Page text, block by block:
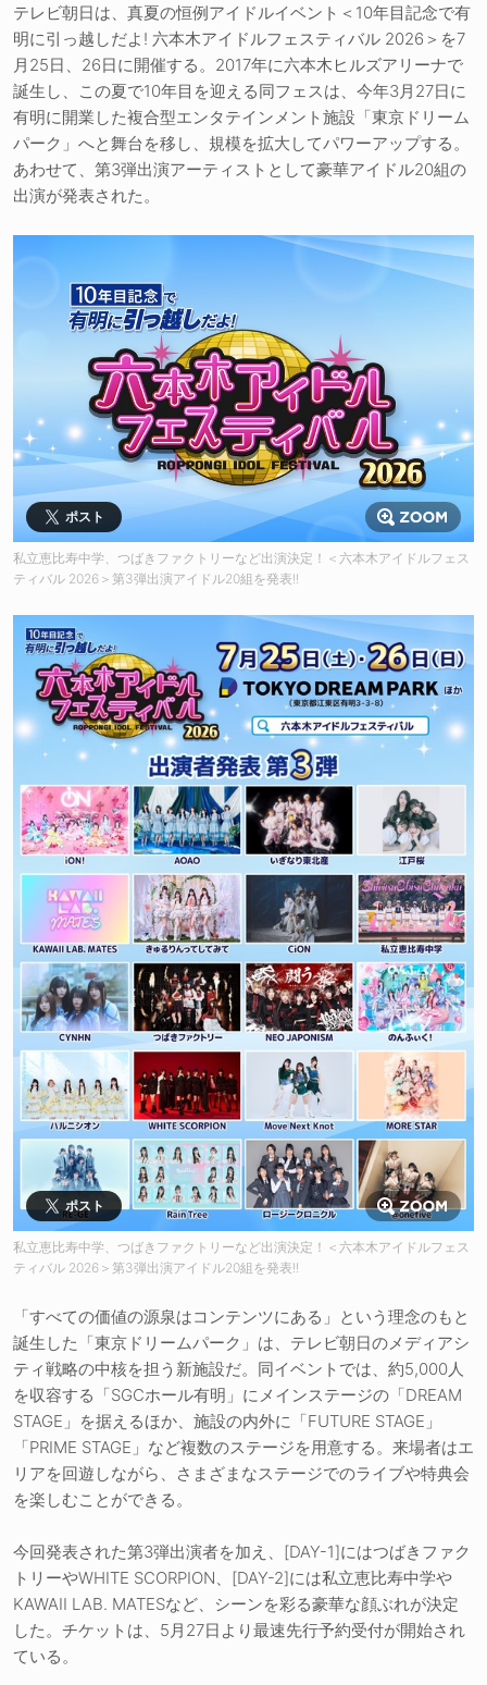
テレビ朝日は、真夏の恒例アイドルイベント＜10年目記念で有
明に引っ越しだよ! 六本木アイドルフェスティバル 2026＞を7
月25日、26日に開催する。2017年に六本木ヒルズアリーナで
誕生し、この夏で10年目を迎える同フェスは、今年3月27日に
有明に開業した複合型エンタテインメント施設「東京ドリーム
パーク」へと舞台を移し、規模を拡大してパワーアップする。
あわせて、第3弾出演アーティストとして豪華アイドル20組の
出演が発表された。
ポスト
私立恵比寿中学、つばきファクトリーなど出演決定！＜六本木アイドルフェス
ティバル 2026＞第3弾出演アイドル20組を発表!!
ポスト
私立恵比寿中学、つばきファクトリーなど出演決定！＜六本木アイドルフェス
ティバル 2026＞第3弾出演アイドル20組を発表!!
「すべての価値の源泉はコンテンツにある」という理念のもと
誕生した「東京ドリームパーク」は、テレビ朝日のメディアシ
ティ戦略の中核を担う新施設だ。同イベントでは、約5,000人
を収容する「SGCホール有明」にメインステージの「DREAM
STAGE」を据えるほか、施設の内外に「FUTURE STAGE」
「PRIME STAGE」など複数のステージを用意する。来場者はエ
リアを回遊しながら、さまざまなステージでのライブや特典会
を楽しむことができる。
今回発表された第3弾出演者を加え、[DAY-1]にはつばきファク
トリーやWHITE SCORPION、[DAY-2]には私立恵比寿中学や
KAWAII LAB. MATESなど、シーンを彩る豪華な顔ぶれが決定
した。チケットは、5月27日より最速先行予約受付が開始され
ている。